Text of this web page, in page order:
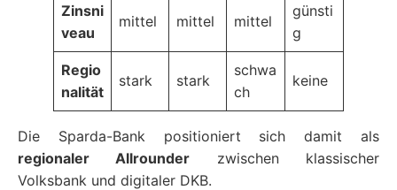
Zinsni
veau
mittel mittel mittel
günsti
g
Regio
nalität
stark stark
schwa
ch
keine
Die Sparda-Bank positioniert sich damit als
regionaler Allrounder zwischen klassischer
Volksbank und digitaler DKB.